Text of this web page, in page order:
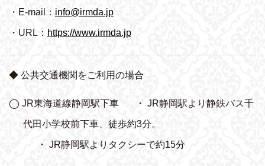
・E-mail： info@irmda.jp
・URL： https://www.irmda.jp
◆ 公共交通機関をご利用の場合
◯ JR東海道線静岡駅下車 ・ JR静岡駅より静鉄バス千
代田小学校前下車、 徒歩約3分。
・ JR静岡駅よりタクシーで約15分